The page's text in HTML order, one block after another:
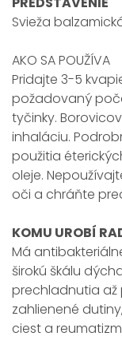
Svieža
AKO SA POUŽÍVA
Pridajte 3-5
požadovaný
tyčinky.
inhaláciu.
použitia
oleje.
oči a chráňte
KOMU UROBÍ
Má
širokú škálu
prechladnutia až
zahlienené
ciest a